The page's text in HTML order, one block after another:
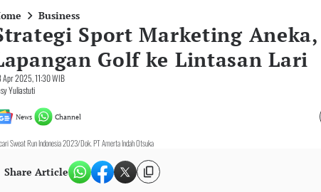
Business
Sport Marketing
Golf ke Lintasan Lari
Apr 2025, 11:30 WIB
Yuliastuti
News Channel
Sweat Run Indonesia 2023/Dok. PT Amerta Indah Otsuka
Share Article